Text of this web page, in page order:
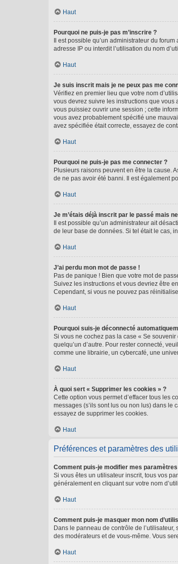
Haut
Pourquoi ne puis-je pas m’inscrire ?
Il est possible qu’un administrateur du
adresse IP ou interdit l’utilisation du nom
Haut
Je suis inscrit mais je ne peux pas me
Vérifiez en premier lieu que votre nom
vous devrez suivre les instructions que
vous puissiez ouvrir une session ; cette
vous avez probablement spécifié une
avez spécifiée était correcte, essayez de
Haut
Pourquoi ne puis-je pas me connecter ?
Plusieurs raisons peuvent en être la cause.
de ne pas avoir été banni. Il est également
Haut
Je m’étais déjà inscrit par le passé mais
Il est possible qu’un administrateur ait
de leur base de données. Si tel était le cas,
Haut
J’ai perdu mon mot de passe !
Pas de panique ! Bien que votre mot de
Suivez les instructions et vous devriez être
Cependant, si vous ne pouvez pas
Haut
Pourquoi suis-je déconnecté
Si vous ne cochez pas la case « Se
quelqu’un d’autre. Pour rester connecté,
comme une librairie, un cybercafé, une
Haut
À quoi sert « Supprimer les cookies » ?
Cette option vous permet d’effacer tous les
messages (s’ils sont lus ou non lus) dans
essayez de supprimer les cookies.
Haut
Préférences et paramètres des
Comment puis-je modifier mes
Si vous êtes un utilisateur inscrit, tous vos
généralement en cliquant sur votre nom
Haut
Comment puis-je masquer mon nom
Dans le panneau de contrôle de
des modérateurs et de vous-même. Vous
Haut